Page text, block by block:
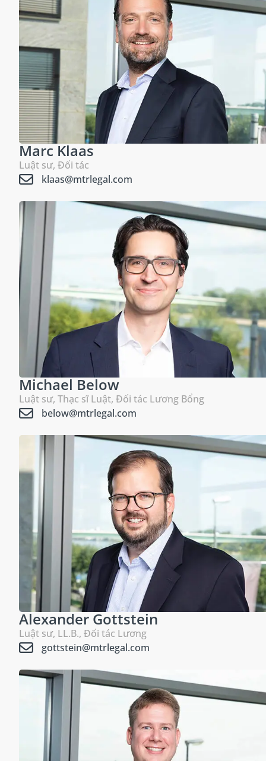
Marc Klaas
Luật sư, Đối tác
klaas@mtrlegal.com
Michael Below
Luật sư, Thạc sĩ Luật, Đối tác Lương Bổng
below@mtrlegal.com
Alexander Gottstein
Luật sư, LL.B., Đối tác Lương
gottstein@mtrlegal.com